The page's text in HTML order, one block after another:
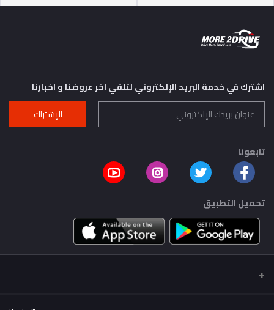
اشترك في خدمة البريد الإلكتروني لتلقي اخر عروضنا و اخبارنا
الإشتراك
تابعونا
تحميل التطبيق